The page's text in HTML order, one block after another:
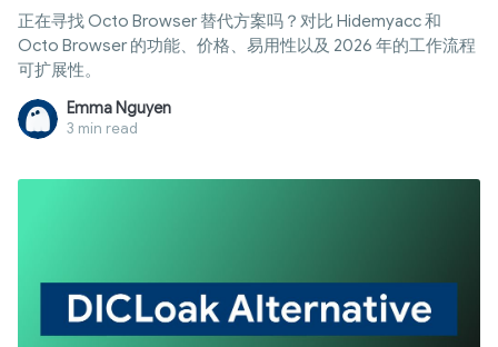
正在寻找 Octo Browser 替代方案吗？对比 Hidemyacc 和
Octo Browser 的功能、价格、易用性以及 2026 年的工作流程
可扩展性。
Emma Nguyen
3 min read